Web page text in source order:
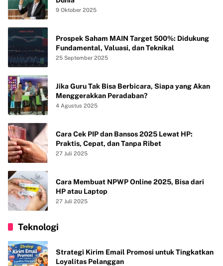
9 Oktober 2025
Prospek Saham MAIN Target 500%: Didukung
Fundamental, Valuasi, dan Teknikal
25 September 2025
Jika Guru Tak Bisa Berbicara, Siapa yang Akan
Menggerakkan Peradaban?
4 Agustus 2025
Cara Cek PIP dan Bansos 2025 Lewat HP:
Praktis, Cepat, dan Tanpa Ribet
27 Juli 2025
Cara Membuat NPWP Online 2025, Bisa dari
HP atau Laptop
27 Juli 2025
Teknologi
Strategi Kirim Email Promosi untuk Tingkatkan
Loyalitas Pelanggan